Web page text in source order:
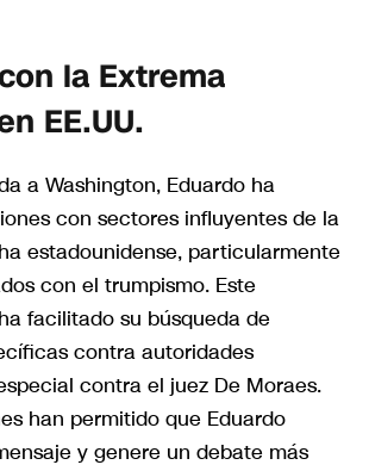
la Extrema
EE.UU.
a Washington, Eduardo ha
con sectores influyentes de la
estadounidense, particularmente
con el trumpismo. Este
facilitado su búsqueda de
contra autoridades
contra el juez De Moraes.
han permitido que Eduardo
y genere un debate más